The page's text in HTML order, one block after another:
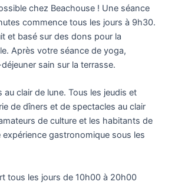
chez Beachouse ! Une séance
commence tous les jours à 9h30.
et basé sur des dons pour la
Après votre séance de yoga,
sain sur la terrasse.
au clair de lune. Tous les jeudis et
de dîners et de spectacles au clair
de culture et les habitants de
expérience gastronomique sous les
tous les jours de 10h00 à 20h00